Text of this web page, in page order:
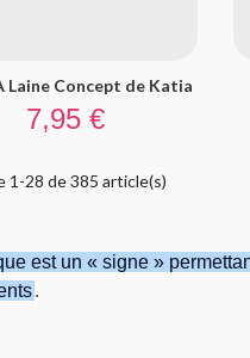
est un « signe »
.
Laine Concept de Katia
Prix
7,95 €
1-28 de 385 article(s)